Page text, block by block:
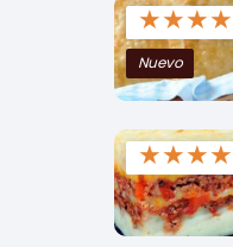
★★★★
Nuevo
★★★★